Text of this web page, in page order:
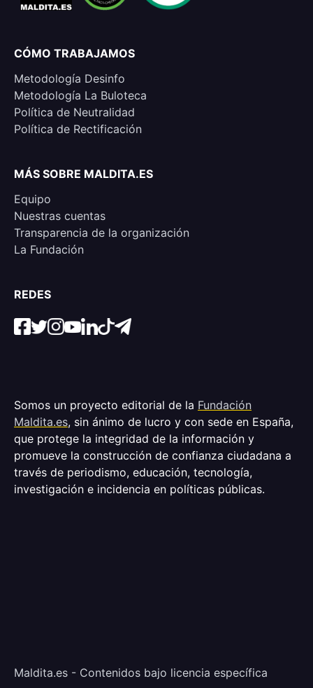
CÓMO TRABAJAMOS
Metodología Desinfo
Metodología La Buloteca
Política de Neutralidad
Política de Rectificación
MÁS SOBRE MALDITA.ES
Equipo
Nuestras cuentas
Transparencia de la organización
La Fundación
REDES
Somos un proyecto editorial de la Fundación
Maldita.es, sin ánimo de lucro y con sede en España,
que protege la integridad de la información y
promueve la construcción de confianza ciudadana a
través de periodismo, educación, tecnología,
investigación e incidencia en políticas públicas.
Maldita.es - Contenidos bajo licencia específica